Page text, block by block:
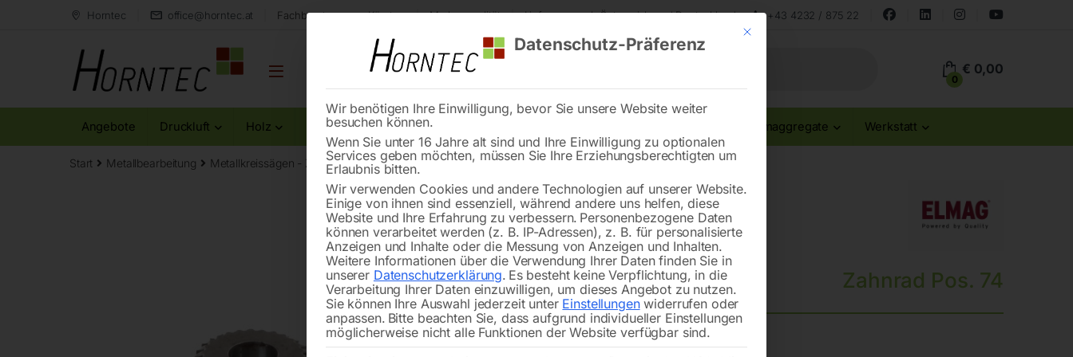
Horntec office@horntec.at Fachberatung aus Kärnten Markenqualität Lieferung nach Österreich und Deutschland +43 4232 / 875 22
0
€ 0,00
Angebote Druckluft Holz Metall Reinigung Stromaggregate Werkstatt
Start Metallbearbeitung Metallkreissägen - Zubehör Zahnrad Pos. 74
🔍
Zahnrad Pos. 74
für JEPSON Dry-Miter-Cutter 9410ND
Mit diesem Button wird der Dialog geschlossen. Seine Funktionalität ist
Datenschutz-Präferenz
Wir benötigen Ihre Einwilligung, bevor Sie unsere Website weiter
besuchen können.
Wenn Sie unter 16 Jahre alt sind und Ihre Einwilligung zu optionalen
Services geben möchten, müssen Sie Ihre Erziehungsberechtigten um
Erlaubnis bitten.
Wir verwenden Cookies und andere Technologien auf unserer Website.
Einige von ihnen sind essenziell, während andere uns helfen, diese
Website und Ihre Erfahrung zu verbessern. Personenbezogene Daten
können verarbeitet werden (z. B. IP-Adressen), z. B. für personalisierte
Anzeigen und Inhalte oder die Messung von Anzeigen und Inhalten.
Weitere Informationen über die Verwendung Ihrer Daten finden Sie in
unserer Datenschutzerklärung. Es besteht keine Verpflichtung, in die
Verarbeitung Ihrer Daten einzuwilligen, um dieses Angebot zu nutzen.
Sie können Ihre Auswahl jederzeit unter Einstellungenwiderrufen oder
anpassen. Bitte beachten Sie, dass aufgrund individueller Einstellungen
möglicherweise nicht alle Funktionen der Website verfügbar sind.